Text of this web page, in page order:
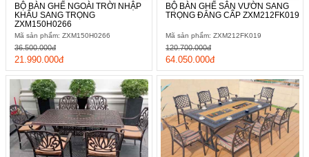
BỘ BÀN GHẾ NGOÀI TRỜI NHẬP
KHẨU SANG TRỌNG
ZXM150H0266
Mã sản phẩm: ZXM150H0266
21.990.000đ
36.500.000đ
BỘ BÀN GHẾ SÂN VƯỜN SANG
TRỌNG ĐẲNG CẤP ZXM212FK019
Mã sản phẩm: ZXM212FK019
64.050.000đ
120.700.000đ